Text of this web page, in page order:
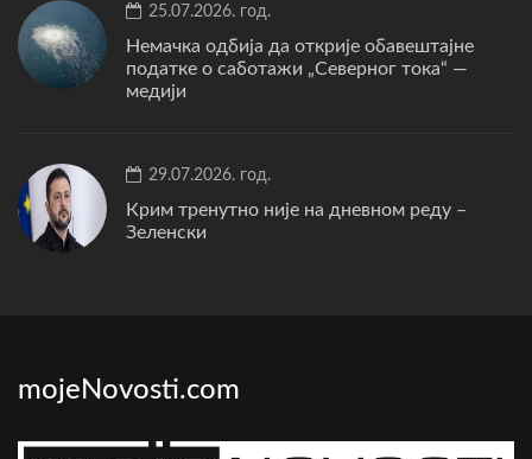
25.07.2026. год.
Немачка одбија да открије обавештајне
податке о саботажи „Северног тока“ —
медији
29.07.2026. год.
Крим тренутно није на дневном реду –
Зеленски
mojeNovosti.com